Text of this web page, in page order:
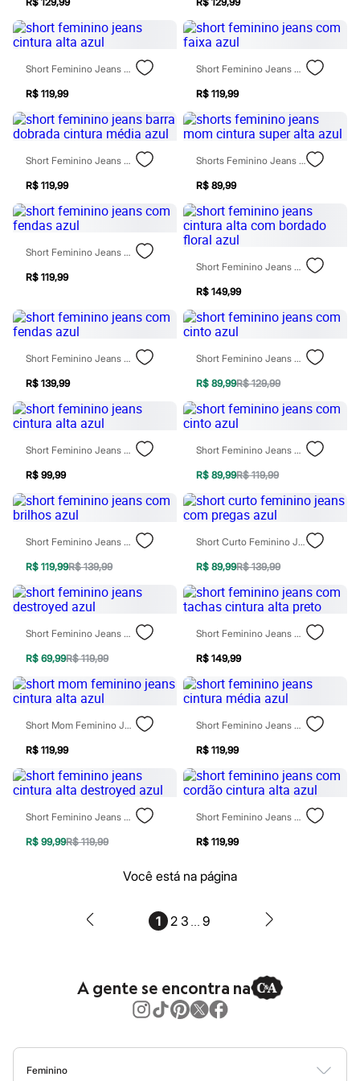
Todos os produtos
Infantil
Em alta
Arrumadinho para os meninos
Romântico para as meninas
Novidades
Roupas menina
0 a 24 meses
1 a 5 anos
4 a 12 anos
10 a 16 anos
Roupas menino
1 a 5 anos
4 a 12 anos
Acessórios
Recém-nascido
Bolsas e Mochilas
Calçados
Botas
Chinelos
Pantufas
Sandálias
Tênis
Diversão
Marcas
Baby Club
Fifteen
Miss Fifteen
Moda íntima
Calcinhas
Meias
Pijamas
Moda praia
Biquínis e Maiôs
Blusas de proteção
Sungas
Personagens
Disney
Hello Kitty
Homem Aranha
Minecraft
Naruto
Patrulha Canina
Sonic
Beleza
Kits
Novidades
Cabelos
Condicionador
Cuidados com o corpo
Cuidados com o rosto
Maquiagens
Base
Short Feminino Jeans Cintura Alta Azul
R$ 119,99
Short Feminino Jeans Com Faixa Azul
R$ 119,99
Short Feminino Jeans Barra Dobrada Cintura Média Azul
R$ 119,99
Shorts Feminino Jeans Mom Cintura Super Alta Azul
R$ 89,99
Short Feminino Jeans Com Fendas Azul
R$ 119,99
Short Feminino Jeans Cintura Alta Com Bordado Floral Azul
R$ 149,99
Short Feminino Jeans Com Fendas Azul
R$ 139,99
Short Feminino Jeans Com Cinto Azul
R$ 89,99R$ 129,99
Short Feminino Jeans Cintura Alta Azul
R$ 99,99
Short Feminino Jeans Com Cinto Azul
R$ 89,99R$ 119,99
Short Feminino Jeans Com Brilhos Azul
R$ 119,99R$ 139,99
Short Curto Feminino Jeans Com Pregas Azul
R$ 89,99R$ 139,99
Short Feminino Jeans Destroyed Azul
R$ 69,99R$ 119,99
Short Feminino Jeans Com Tachas Cintura Alta Preto
R$ 149,99
Short Mom Feminino Jeans Cintura Alta Azul
R$ 119,99
Short Feminino Jeans Cintura Média Azul
R$ 119,99
Short Feminino Jeans Cintura Alta Destroyed Azul
R$ 99,99R$ 119,99
Short Feminino Jeans Com Cordão Cintura Alta Azul
R$ 119,99
Você está na página
1 2 3 ... 9
A gente se encontra na
Feminino